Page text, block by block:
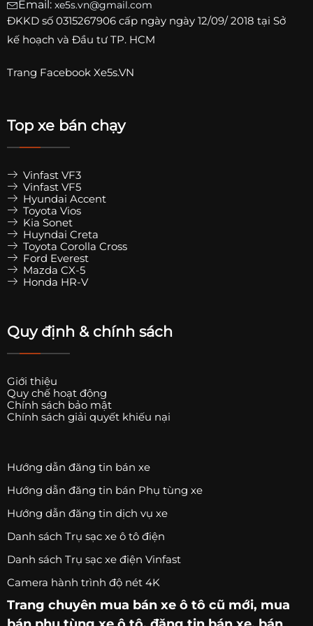
thậm chí xe hạng D đời thấp.
Xe đã được kiểm chứng về độ bền
Một lợi thế khác của xe cũ là
Nhờ vậy có thể biết được:
chi phí bảo dưỡng có cao không
xe có lỗi phổ biến gì hay không.
Điều này giúp người mua đưa ra quyết định chính
xác hơn.
Những lưu ý quan trọng khi mua xe
Dù có nhiều ưu điểm, việc mua xe cũ cũng cần cẩn
Kiểm tra lịch sử xe
có thể gây nhiều vấn đề về sau.
Email: xe5s.vn@gmail.com
ĐKKD số 0315267906 cấp ngày ngày 12/09/ 2018 tại Sở
kế hoạch và Đầu tư TP. HCM
Trang Facebook Xe5s.VN
Top xe bán chạy
Vinfast VF3
Vinfast VF5
Hyundai Accent
Toyota Vios
Kia Sonet
Huyndai Creta
Toyota Corolla Cross
Ford Everest
Mazda CX-5
Honda HR-V
Quy định & chính sách
Giới thiệu
Quy chế hoạt động
Chính sách bảo mật
Chính sách giải quyết khiếu nại
Hướng dẫn đăng tin bán xe
Hướng dẫn đăng tin bán Phụ tùng xe
Hướng dẫn đăng tin dịch vụ xe
Danh sách Trụ sạc xe ô tô điện
Danh sách Trụ sạc xe điện Vinfast
Camera hành trình độ nét 4K
Trang chuyên mua bán xe ô tô cũ mới, mua